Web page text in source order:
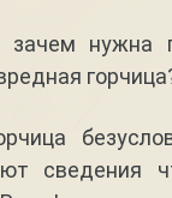
зачем нужна
сведения